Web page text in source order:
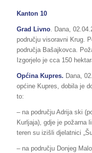
Kanton 10
Grad Livno. Dana,
području visoravni Krug.
područja Bašajkovca.
Izgorjelo je cca 150
Općina Kupres. Dana,
općine Kupres, dobila je
to:
– na području Adrija ski
Kurljaja), gdje je požarna
teren su izišli djelatnici
– na području Donjeg